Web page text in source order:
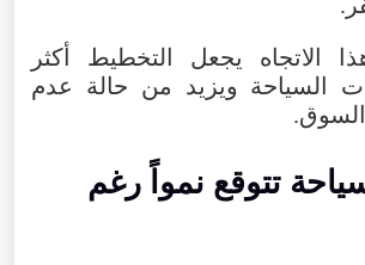
الاتجاه يجعل التخطيط
أكثر
السياحة ويزيد من حالة
عدم
السوق.
تتوقع نمواً رغم